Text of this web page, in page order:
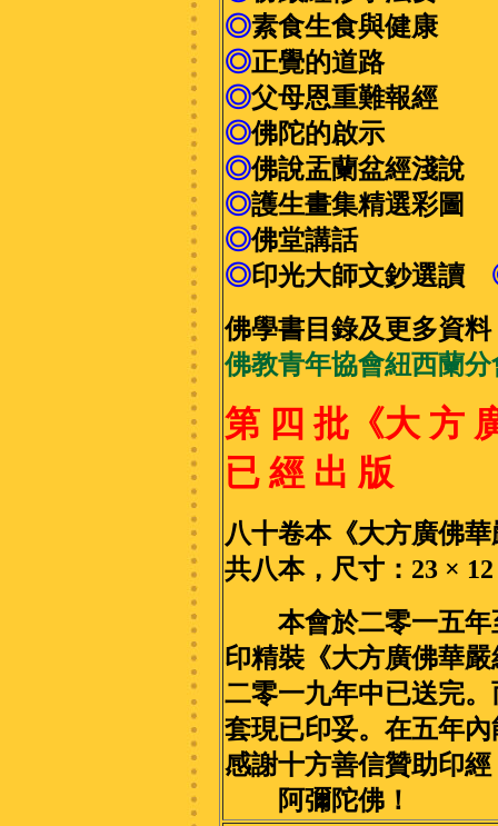
◎素食生食與健康
◎正覺的道路
◎父母恩重難報經
◎佛陀的啟示
◎佛說盂蘭盆經淺說
◎護生畫集精選彩圖
◎佛堂講話
◎印光大師文鈔選讀
佛學書目錄及更多資
佛教青年協會紐西蘭
第 四 批《大 方
已 經 出 版
八十卷本《大方廣佛
共八本，尺寸：23 ×
本會於二零一五年
印精裝《大方廣佛華
二零一九年中已送完
套現已印妥。在五年
感謝十方善信贊助印
阿彌陀佛！